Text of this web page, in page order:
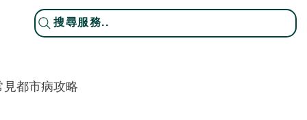
搜尋服務..
見都市病攻略